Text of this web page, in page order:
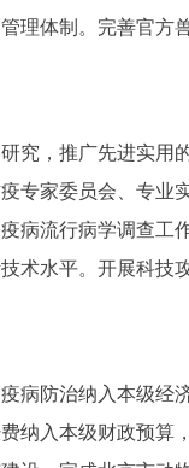
理体制。完善官方
，推广先进实用的
专家委员会、专业
病流行病学调查工
术水平。开展科技
防治纳入本级经济
纳入本级财政预算